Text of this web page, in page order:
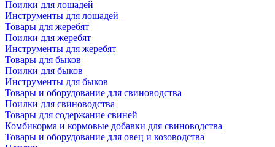
Поилки для лошадей
Инструменты для лошадей
Товары для жеребят
Поилки для жеребят
Инструменты для жеребят
Товары для быков
Поилки для быков
Инструменты для быков
Товары и оборудование для свиноводства
Поилки для свиноводства
Товары для содержание свиней
Комбикорма и кормовые добавки для свиноводства
Товары и оборудование для овец и козоводства